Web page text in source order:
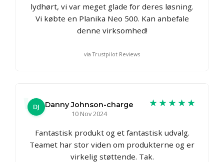
lydhørt, vi var meget glade for deres løsning.
Vi købte en Planika Neo 500. Kan anbefale
denne virksomhed!
via Trustpilot Reviews
DJ
Danny Johnson-charge
10 Nov 2024
★★★★★
Fantastisk produkt og et fantastisk udvalg.
Teamet har stor viden om produkterne og er
virkelig støttende. Tak.